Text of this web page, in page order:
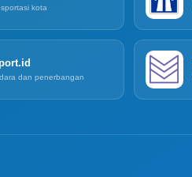
kota
dan penerbangan